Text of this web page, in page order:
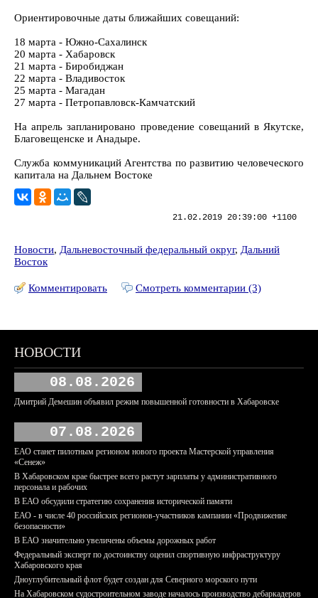
Ориентировочные даты ближайших совещаний:
18 марта - Южно-Сахалинск
20 марта - Хабаровск
21 марта - Биробиджан
22 марта - Владивосток
25 марта - Магадан
27 марта - Петропавловск-Камчатский
На апрель запланировано проведение совещаний в Якутске,
Благовещенске и Анадыре.
Служба коммуникаций Агентства по развитию человеческого
капитала на Дальнем Востоке
21.02.2019 20:39:00 +1100
Новости, Дальневосточный федеральный округ, Дальний
Восток
Комментировать Смотреть комментарии (3)
НОВОСТИ
08.08.2026
Дмитрий Демешин объявил режим повышенной готовности в Хабаровске
07.08.2026
ЕАО станет пилотным регионом нового проекта Мастерской управления
«Сенеж»
В Хабаровском крае быстрее всего растут зарплаты у административного
персонала и рабочих
В ЕАО обсудили стратегию сохранения исторической памяти
ЕАО - в числе 40 российских регионов-участников кампании «Продвижение
безопасности»
В ЕАО значительно увеличены объемы дорожных работ
Федеральный эксперт по достоинству оценил спортивную инфраструктуру
Хабаровского края
Дноуглубительный флот будет создан для Северного морского пути
На Хабаровском судостроительном заводе началось производство дебаркадеров